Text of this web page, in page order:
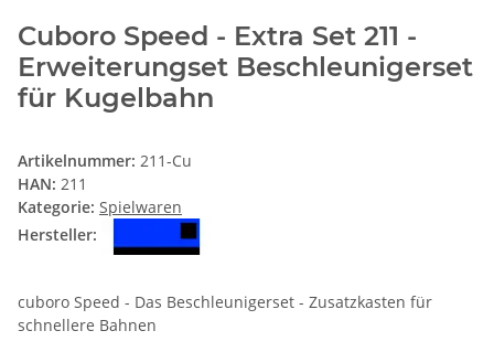
Cuboro Speed - Extra Set 211 -
Erweiterungset Beschleunigerset
für Kugelbahn
Artikelnummer: 211-Cu
HAN: 211
Kategorie: Spielwaren
Hersteller:
cuboro Speed - Das Beschleunigerset - Zusatzkasten für
schnellere Bahnen